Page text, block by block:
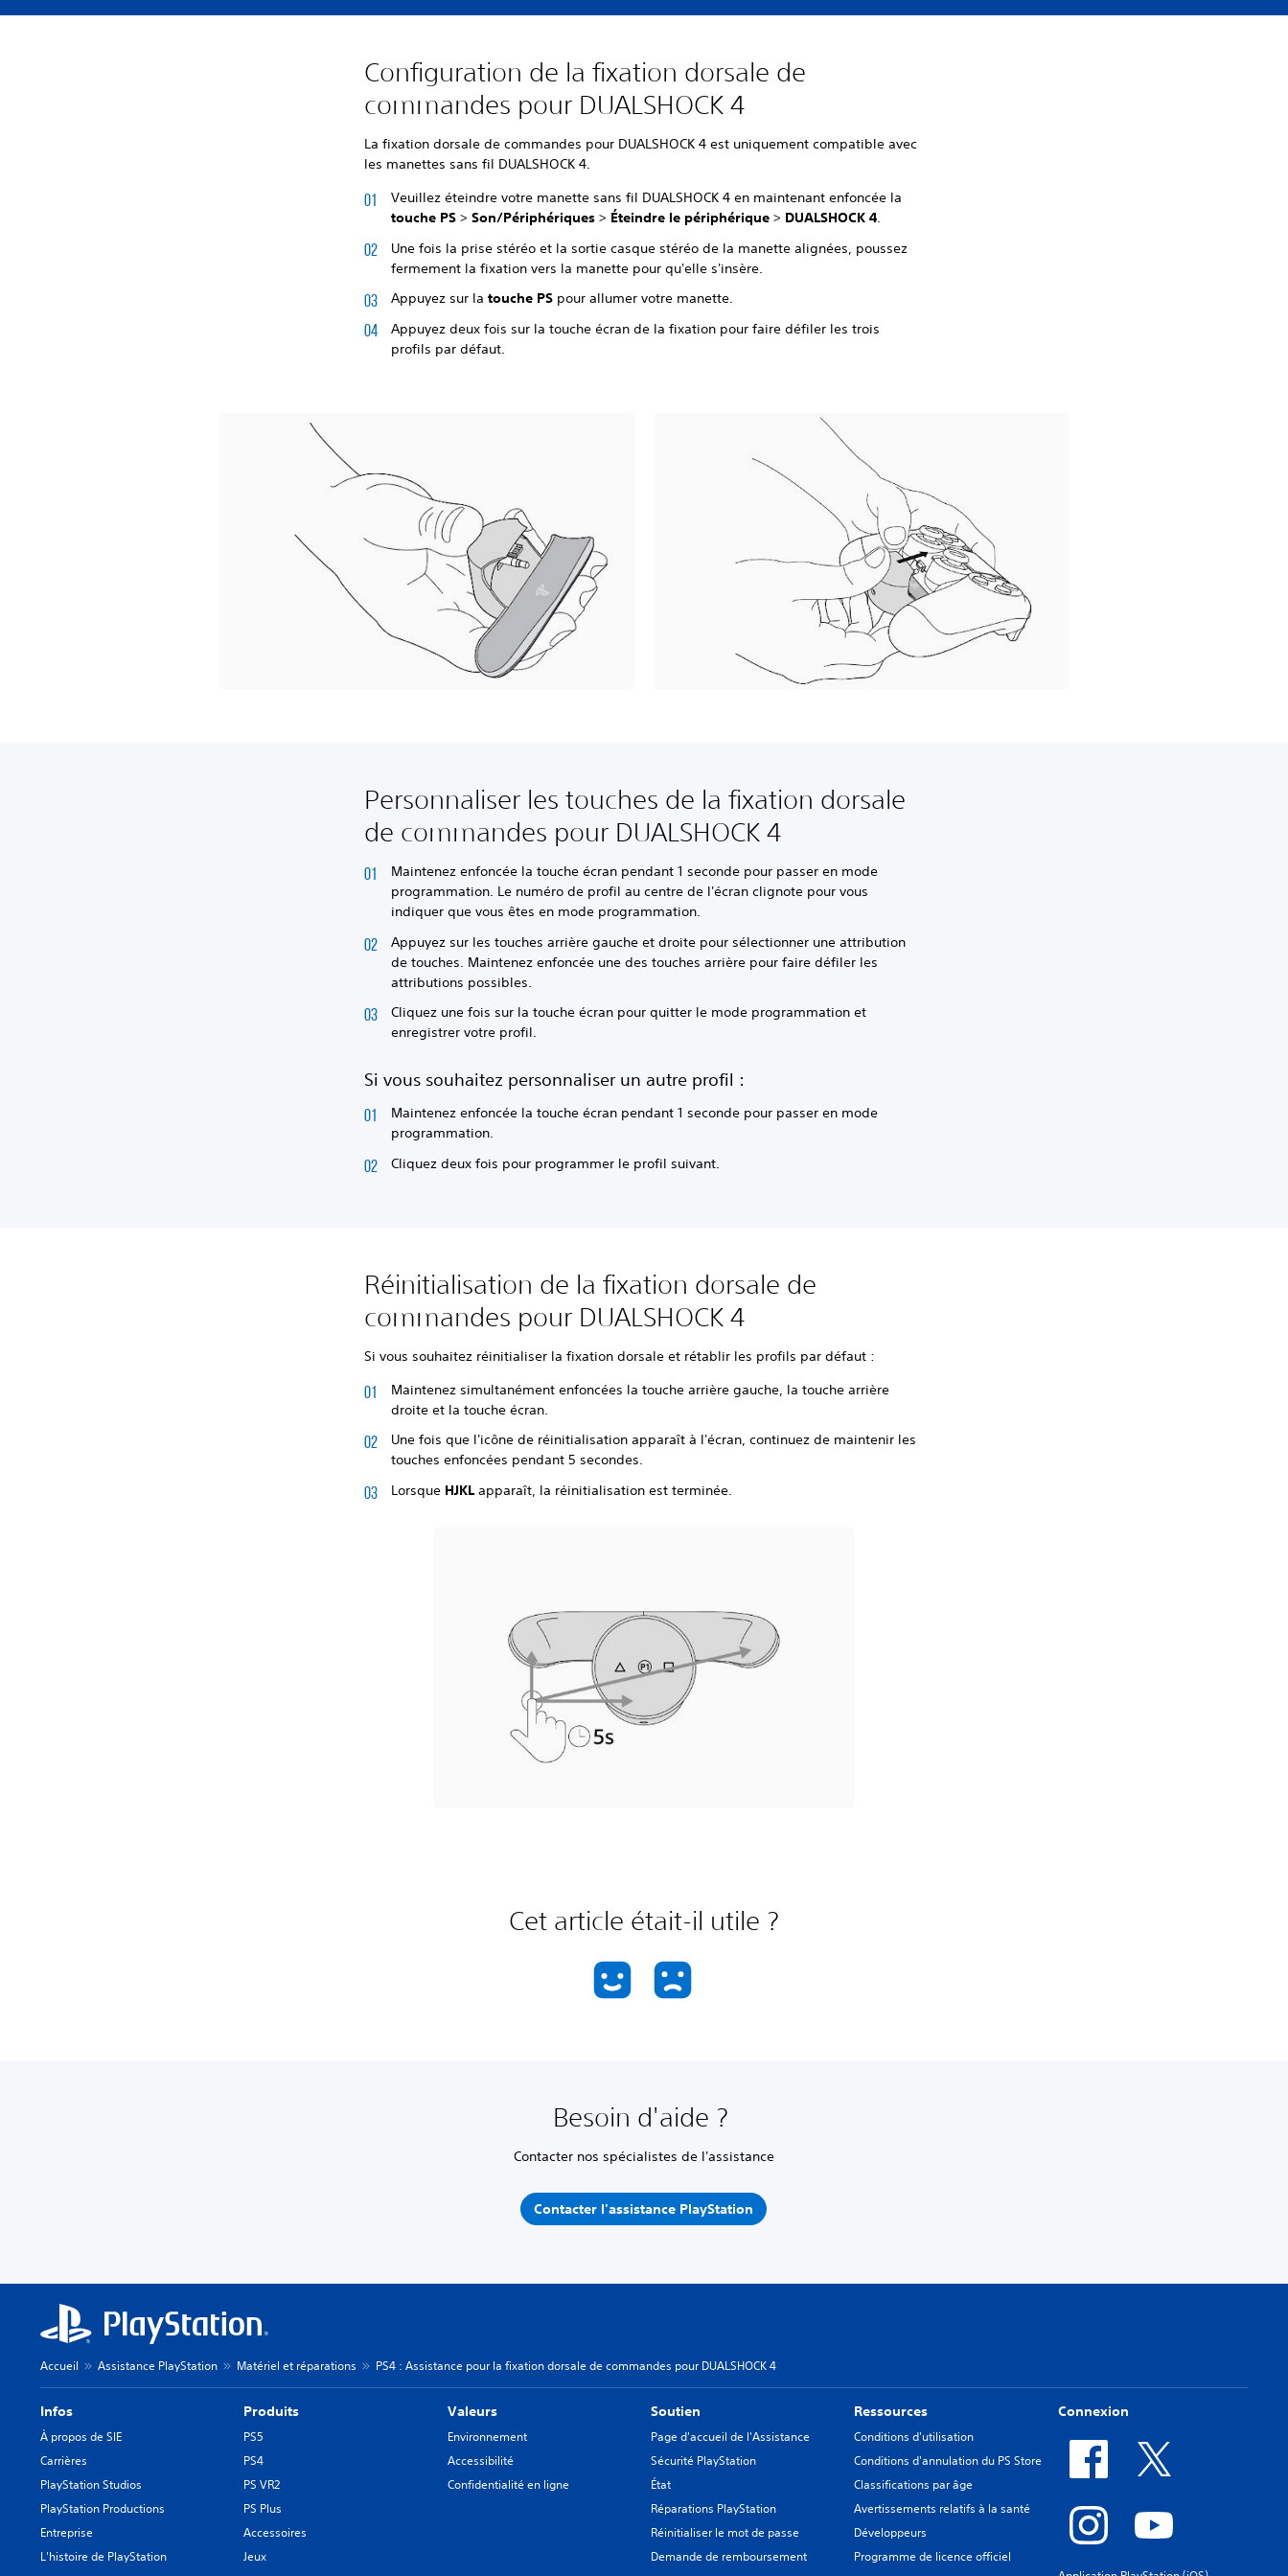
Configuration de la fixation dorsale de
commandes pour DUALSHOCK 4
La fixation dorsale de commandes pour DUALSHOCK 4 est uniquement compatible avec
les manettes sans fil DUALSHOCK 4.
Veuillez éteindre votre manette sans fil DUALSHOCK 4 en maintenant enfoncée la
touche PS >Son/Périphériques > Éteindre le périphérique > DUALSHOCK 4.
Une fois la prise stéréo et la sortie casque stéréo de la manette alignées, poussez
fermement la fixation vers la manette pour qu'elle s'insère.
Appuyez sur latouche PS pour allumer votre manette.
Appuyez deux fois sur la touche écran de la fixation pour faire défiler les trois
profils par défaut.
Personnaliser les touches de la fixation dorsale
de commandes pour DUALSHOCK 4
Maintenez enfoncée la touche écran pendant 1 seconde pour passer en mode
programmation. Le numéro de profil au centre de l'écran clignote pour vous
indiquer que vous êtes en mode programmation.
Appuyez sur les touches arrière gauche et droite pour sélectionner une attribution
de touches. Maintenez enfoncée une des touches arrière pour faire défiler les
attributions possibles.
Cliquez une fois sur la touche écran pour quitter le mode programmation et
enregistrer votre profil.
Si vous souhaitez personnaliser un autre profil :
Maintenez enfoncée la touche écran pendant 1 seconde pour passer en mode
programmation.
Cliquez deux fois pour programmer le profil suivant.
Réinitialisation de la fixation dorsale de
commandes pour DUALSHOCK 4
Si vous souhaitez réinitialiser la fixation dorsale et rétablir les profils par défaut :
Maintenez simultanément enfoncées la touche arrière gauche, la touche arrière
droite et la touche écran.
Une fois que l'icône de réinitialisation apparaît à l'écran, continuez de maintenir les
touches enfoncées pendant 5 secondes.
Lorsque HJKLapparaît, la réinitialisation est terminée.
Cet article était-il utile ?
Besoin d'aide ?
Contacter nos spécialistes de l'assistance
Contacter l'assistance PlayStation
Accueil Assistance PlayStation Matériel et réparations PS4 : Assistance pour la fixation dorsale de commandes pour DUALSHOCK 4
Infos
À propos de SIE
Carrières
PlayStation Studios
PlayStation Productions
Entreprise
L'histoire de PlayStation
Produits
PS5
PS4
PS VR2
PS Plus
Accessoires
Jeux
Valeurs
Environnement
Accessibilité
Confidentialité en ligne
Soutien
Page d'accueil de l'Assistance
Sécurité PlayStation
État
Réparations PlayStation
Réinitialiser le mot de passe
Demande de remboursement
Ressources
Conditions d'utilisation
Conditions d'annulation du PS Store
Classifications par âge
Avertissements relatifs à la santé
Développeurs
Programme de licence officiel
Connexion